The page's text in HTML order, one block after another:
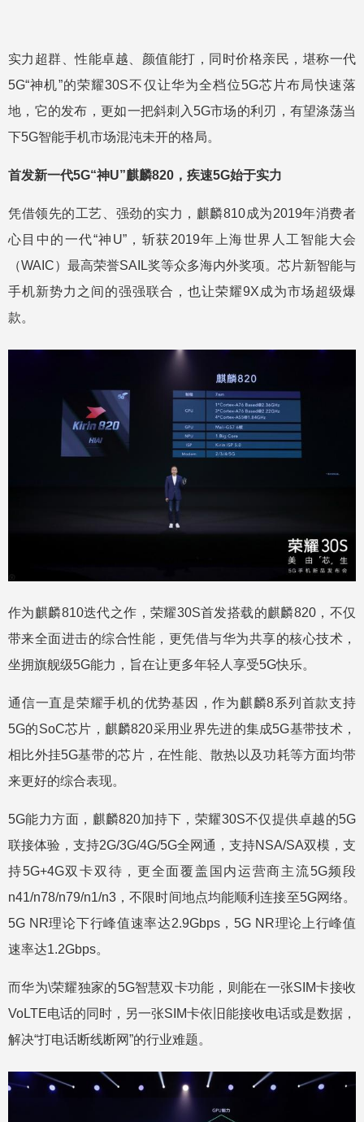
实力超群、性能卓越、颜值能打，同时价格亲民，堪称一代
5G“神机”的荣耀30S不仅让华为全档位5G芯片布局快速落
地，它的发布，更如一把斜刺入5G市场的利刃，有望涤荡当
下5G智能手机市场混沌未开的格局。
首发新一代5G“神U”麒麟820，疾速5G始于实力
凭借领先的工艺、强劲的实力，麒麟810成为2019年消费者
心目中的一代“神U”，斩获2019年上海世界人工智能大会
（WAIC）最高荣誉SAIL奖等众多海内外奖项。芯片新智能与
手机新势力之间的强强联合，也让荣耀9X成为市场超级爆
款。
作为麒麟810迭代之作，荣耀30S首发搭载的麒麟820，不仅
带来全面进击的综合性能，更凭借与华为共享的核心技术，
坐拥旗舰级5G能力，旨在让更多年轻人享受5G快乐。
通信一直是荣耀手机的优势基因，作为麒麟8系列首款支持
5G的SoC芯片，麒麟820采用业界先进的集成5G基带技术，
相比外挂5G基带的芯片，在性能、散热以及功耗等方面均带
来更好的综合表现。
5G能力方面，麒麟820加持下，荣耀30S不仅提供卓越的5G
联接体验，支持2G/3G/4G/5G全网通，支持NSA/SA双模，支
持5G+4G双卡双待，更全面覆盖国内运营商主流5G频段
n41/n78/n79/n1/n3，不限时间地点均能顺利连接至5G网络。
5G NR理论下行峰值速率达2.9Gbps，5G NR理论上行峰值
速率达1.2Gbps。
而华为\荣耀独家的5G智慧双卡功能，则能在一张SIM卡接收
VoLTE电话的同时，另一张SIM卡依旧能接收电话或是数据，
解决“打电话断线断网”的行业难题。